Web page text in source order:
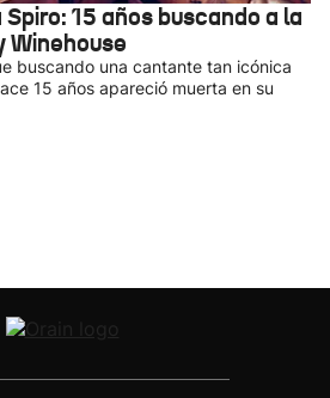
15 años buscando a la
Winehouse
buscando una cantante tan icónica
15 años apareció muerta en su